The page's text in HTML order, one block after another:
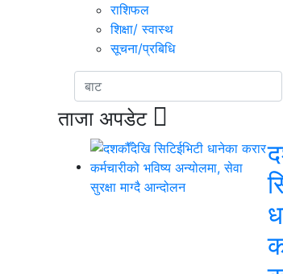
राशिफल
शिक्षा/ स्वास्थ
सूचना/प्रबिधि
ताजा अपडेट